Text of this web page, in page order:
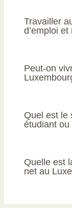
Travailler
d’emploi
Peut-on
Quel est le
étudiant
Quelle est
net au